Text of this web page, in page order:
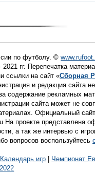
по футболу. ©
гг. Перепечатка
ссылки на сайт «Сборная
и редакция сайта
за содержание рекламных
сайта может не
Официальный
На проекте представлена
а так же интервью с
вопросов воспользуйтесь
Календарь игр Чемпионат